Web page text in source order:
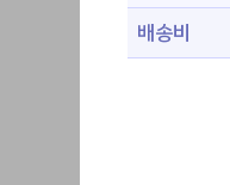
배송비